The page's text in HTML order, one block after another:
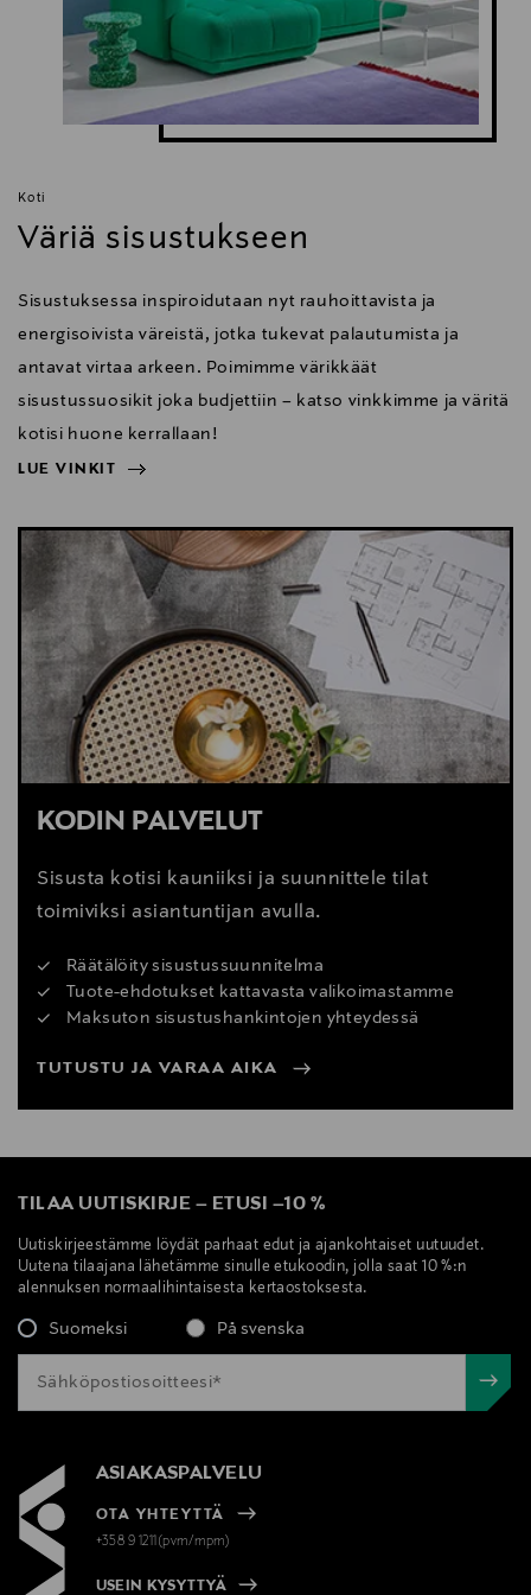
Koti
Väriä sisustukseen
Sisustuksessa inspiroidutaan nyt rauhoittavista ja
energisoivista väreistä, jotka tukevat palautumista ja
antavat virtaa arkeen. Poimimme värikkäät
sisustussuosikit joka budjettiin – katso vinkkimme ja väritä
kotisi huone kerrallaan!
LUE VINKIT
LUE VINKIT
KODIN PALVELUT
Sisusta kotisi kauniiksi ja suunnittele tilat
toimiviksi asiantuntijan avulla.
Räätälöity sisustussuunnitelma
Tuote-ehdotukset kattavasta valikoimastamme
Maksuton sisustushankintojen yhteydessä
TUTUSTU JA VARAA AIKA
TILAA UUTISKIRJE – ETUSI –10 %
Uutiskirjeestämme löydät parhaat edut ja ajankohtaiset uutuudet.
Uutena tilaajana lähetämme sinulle etukoodin, jolla saat 10 %:n
alennuksen normaalihintaisesta kertaostoksesta.
Suomeksi På svenska
ASIAKASPALVELU
OTA YHTEYTTÄ
+358 9 1211(pvm/mpm)
USEIN KYSYTTYÄ